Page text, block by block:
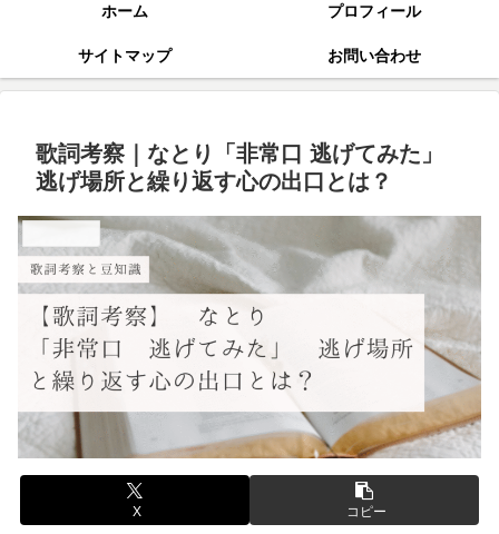
ホーム プロフィール
サイトマップ お問い合わせ
歌詞考察｜なとり「非常口 逃げてみた」
逃げ場所と繰り返す心の出口とは？
X コピー